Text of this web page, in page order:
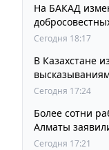
На БАКАД
остается
Сегодня 18:17
В Казахстане
Сегодня 17:24
Более сотни
Алматы
выборах
Сегодня 17:21